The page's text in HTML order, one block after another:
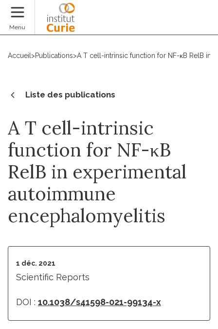
Menu
Accueil >Publications>A T cell-intrinsic function for NF-κB RelB in
Liste des publications
A T cell-intrinsic
function for NF-κB
RelB in experimental
autoimmune
encephalomyelitis
1 déc. 2021
Scientific Reports
DOI : 10.1038/s41598-021-99134-x